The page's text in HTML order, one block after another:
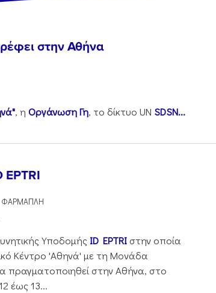
στην Αθήνα
, η Οργάνωση Γη, το δίκτυο UN SDSN...
EPTRI
ΦΑΡΜΑΠΛΗ
Υποδομής ID EPTRI στην οποία
Κέντρο 'Αθηνά' με τη Μονάδα
στην Αθήνα, στο
έως 13...